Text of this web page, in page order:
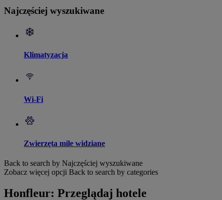
Najczęściej wyszukiwane
Klimatyzacja
Wi-Fi
Zwierzęta mile widziane
Back to search by Najczęściej wyszukiwane
Zobacz więcej opcji Back to search by categories
Honfleur: Przeglądaj hotele